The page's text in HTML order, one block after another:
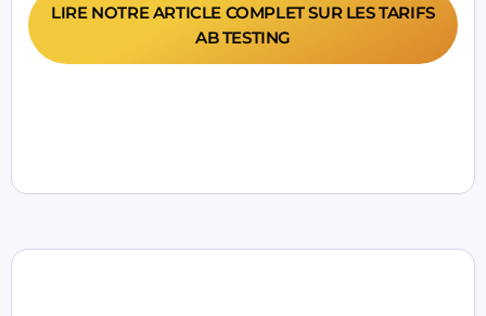
LIRE NOTRE ARTICLE COMPLET SUR LES TARIFS
AB TESTING